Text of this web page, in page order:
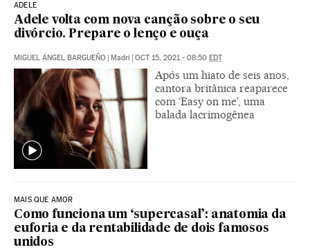
ADELE
Adele volta com nova canção sobre o seu
divórcio. Prepare o lenço e ouça
MIGUEL ÁNGEL BARGUEÑO Madri OCT 15, 2021 - 08:50 EDT
Após um hiato de seis anos,
cantora britânica reaparece
com ‘Easy on me’, uma
balada lacrimogênea
MAIS QUE AMOR
Como funciona um ‘supercasal’: anatomia da
euforia e da rentabilidade de dois famosos
unidos